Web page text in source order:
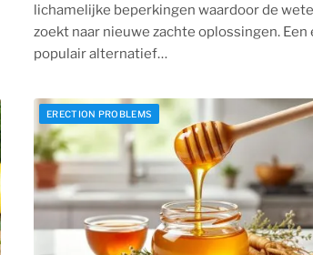
lichamelijke beperkingen waardoor de
zoekt naar nieuwe zachte oplossingen. Een
populair alternatief…
ERECTION PROBLEMS